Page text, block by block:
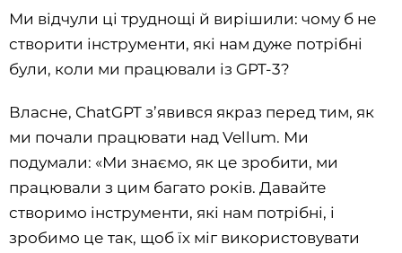
Ми відчули ці труднощі й вирішили: чому б не
створити інструменти, які нам дуже потрібні
були, коли ми працювали із GPT-3?
Власне, ChatGPT з’явився якраз перед тим, як
ми почали працювати над Vellum. Ми
подумали: «Ми знаємо, як це зробити, ми
працювали з цим багато років. Давайте
створимо інструменти, які нам потрібні, і
зробимо це так, щоб їх міг використовувати